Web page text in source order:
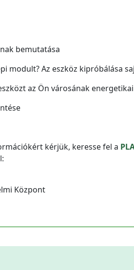
bemutatása
modult? Az eszköz kipróbálása
az Ön városának
kérjük, keresse fel a
Központ